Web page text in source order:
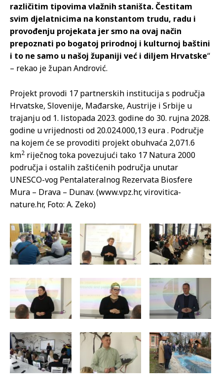
različitim tipovima vlažnih staništa. Čestitam
svim djelatnicima na konstantom trudu, radu i
provođenju projekata jer smo na ovaj način
prepoznati po bogatoj prirodnoj i kulturnoj baštini
i to ne samo u našoj županiji već i diljem Hrvatske“
– rekao je župan Andrović.
Projekt provodi 17 partnerskih institucija s područja
Hrvatske, Slovenije, Mađarske, Austrije i Srbije u
trajanju od 1. listopada 2023. godine do 30. rujna 2028.
godine u vrijednosti od 20.024.000,13 eura . Područje
na kojem će se provoditi projekt obuhvaća 2,071.6
km2 riječnog toka povezujući tako 17 Natura 2000
područja i ostalih zaštićenih područja unutar
UNESCO-vog Pentalateralnog Rezervata Biosfere
Mura – Drava – Dunav. (www.vpz.hr, virovitica-
nature.hr, Foto: A. Zeko)